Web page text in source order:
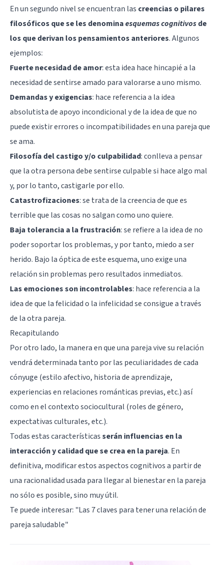
En un segundo nivel se encuentran las creencias o pilares
filosóficos que se les denominaesquemas cognitivosde
los que derivan los pensamientos anteriores. Algunos
ejemplos:
Fuerte necesidad de amor: esta idea hace hincapié a la
necesidad de sentirse amado para valorarse a uno mismo.
Demandas y exigencias: hace referencia a la idea
absolutista de apoyo incondicional y de la idea de que no
puede existir errores o incompatibilidades en una pareja que
se ama.
Filosofía del castigo y/o culpabilidad: conlleva a pensar
que la otra persona debe sentirse culpable si hace algo mal
y, por lo tanto, castigarle por ello.
Catastrofizaciones: se trata de la creencia de que es
terrible que las cosas no salgan como uno quiere.
Baja tolerancia a la frustración: se refiere a la idea de no
poder soportar los problemas, y por tanto, miedo a ser
herido. Bajo la óptica de este esquema, uno exige una
relación sin problemas pero resultados inmediatos.
Las emociones son incontrolables: hace referencia a la
idea de que la felicidad o la infelicidad se consigue a través
de la otra pareja.
Recapitulando
Por otro lado, la manera en que una pareja vive su relación
vendrá determinada tanto por las peculiaridades de cada
cónyuge (estilo afectivo, historia de aprendizaje,
experiencias en relaciones románticas previas, etc.) así
como en el contexto sociocultural (roles de género,
expectativas culturales, etc.).
Todas estas característicasserán influencias en la
interacción y calidad que se crea en la pareja. En
definitiva, modificar estos aspectos cognitivos a partir de
una racionalidad usada para llegar al bienestar en la pareja
no sólo es posible, sino muy útil.
Te puede interesar: "Las 7 claves para tener una relación de
pareja saludable"